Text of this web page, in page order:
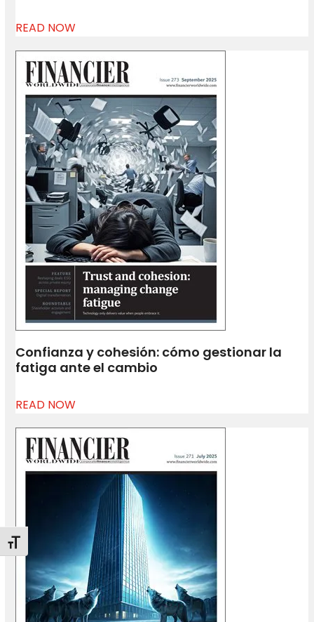
Alternar tamaño de letra
READ NOW
Confianza y cohesión: cómo gestionar la
fatiga ante el cambio
READ NOW